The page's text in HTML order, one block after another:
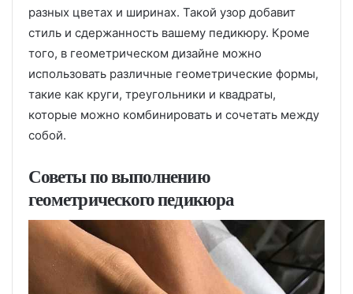
разных цветах и ширинах. Такой узор добавит
стиль и сдержанность вашему педикюру. Кроме
того, в геометрическом дизайне можно
использовать различные геометрические формы,
такие как круги, треугольники и квадраты,
которые можно комбинировать и сочетать между
собой.
Советы по выполнению
геометрического педикюра